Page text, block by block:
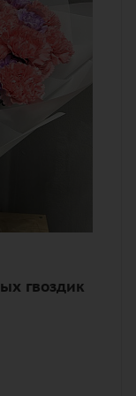
гвоздик